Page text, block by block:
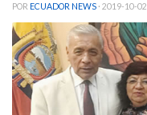
POR ECUADOR NEWS · 2019-10-02